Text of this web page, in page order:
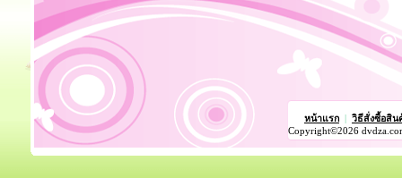
หน้าแรก
วิธีสั่งซื้อสิน
Copyright©2026